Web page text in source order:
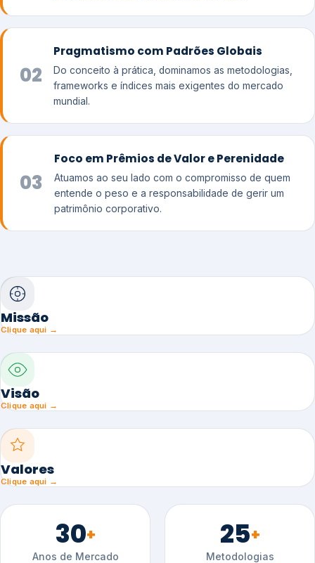
02
Pragmatismo com Padrões Globais
Do conceito à prática, dominamos as metodologias,
frameworks e índices mais exigentes do mercado
mundial.
03
Foco em Prêmios de Valor e Perenidade
Atuamos ao seu lado com o compromisso de quem
entende o peso e a responsabilidade de gerir um
patrimônio corporativo.
Missão
Clique aqui →
Visão
Clique aqui →
Valores
Clique aqui →
30+
Anos de Mercado
25+
Metodologias